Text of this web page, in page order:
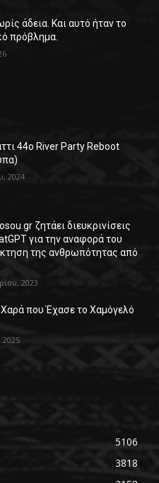
άδεια. Και αυτό ήταν το
πρόβλημα.
44o River Party Reboot
2024
ζητάει διευκρινίσεις
για την αναφορά του
της ανθρωπότητας από
2023
Χαρά που Έχασε το Χαμόγελό
5106
3818